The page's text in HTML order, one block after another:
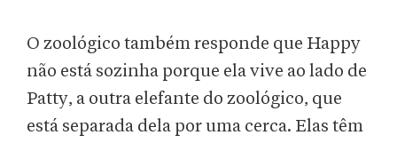
O zoológico também responde que Happy
não está sozinha porque ela vive ao lado de
Patty, a outra elefante do zoológico, que
está separada dela por uma cerca. Elas têm